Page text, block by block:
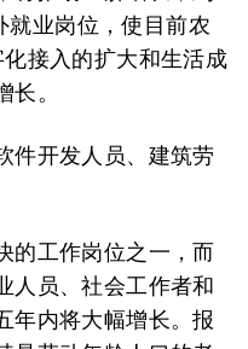
业岗位，使目前农
接入的扩大和生活成
。
件开发人员、建筑劳
的工作岗位之一，而
人员、社会工作者和
年内将大幅增长。报